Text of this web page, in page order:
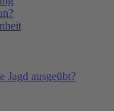
Jagd ausgeübt?